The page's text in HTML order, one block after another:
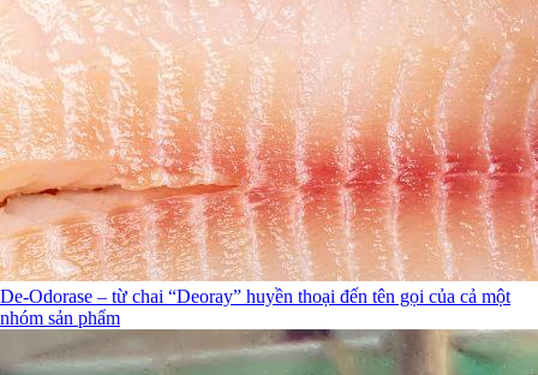
De-Odorase – từ chai “Deoray” huyền thoại đến tên gọi của cả một
nhóm sản phẩm